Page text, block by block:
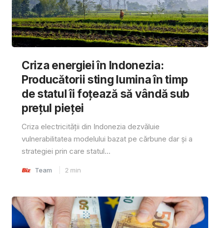
Criza energiei în Indonezia:
Producătorii sting lumina în timp
de statul îi foțează să vândă sub
prețul pieței
Criza electricității din Indonezia dezvăluie
vulnerabilitatea modelului bazat pe cărbune dar și a
strategiei prin care statul...
Team 2 min